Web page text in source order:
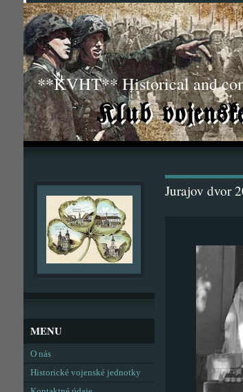
**KVHT** Historical and
Jurajov dvor
MENU
O nás
Historické vojenské jednotky